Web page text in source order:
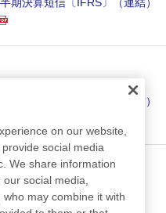
期決算短信〔IFRS〕（連結）
期決算短信〔IFRS〕（連結）
on our website,
social media
We share information
social media,
may combine it with